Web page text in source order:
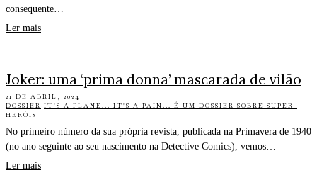
consequente…
Ler mais
Joker: uma ‘prima donna’ mascarada de vilão
21 DE ABRIL, 2024
DOSSIER·IT'S A PLANE... IT'S A PAIN... É UM DOSSIER SOBRE SUPER-
HERÓIS
No primeiro número da sua própria revista, publicada na Primavera de 1940
(no ano seguinte ao seu nascimento na Detective Comics), vemos…
Ler mais